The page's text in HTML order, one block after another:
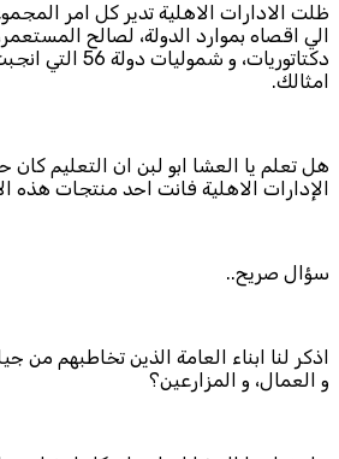
ظلت الادارات الاهلية تدير كل امر
الي اقصاه بموارد الدولة، لصالح
دكتاتوريات، و
امثالك.
هل تعلم يا العشا ابو لبن ان التعليم كان
الإدارات الاهلية فانت احد منتجات هذه
سؤال صريح..
اذكر لنا ابناء العامة الذين تخاطبهم من
و العمال، و المزارعين؟